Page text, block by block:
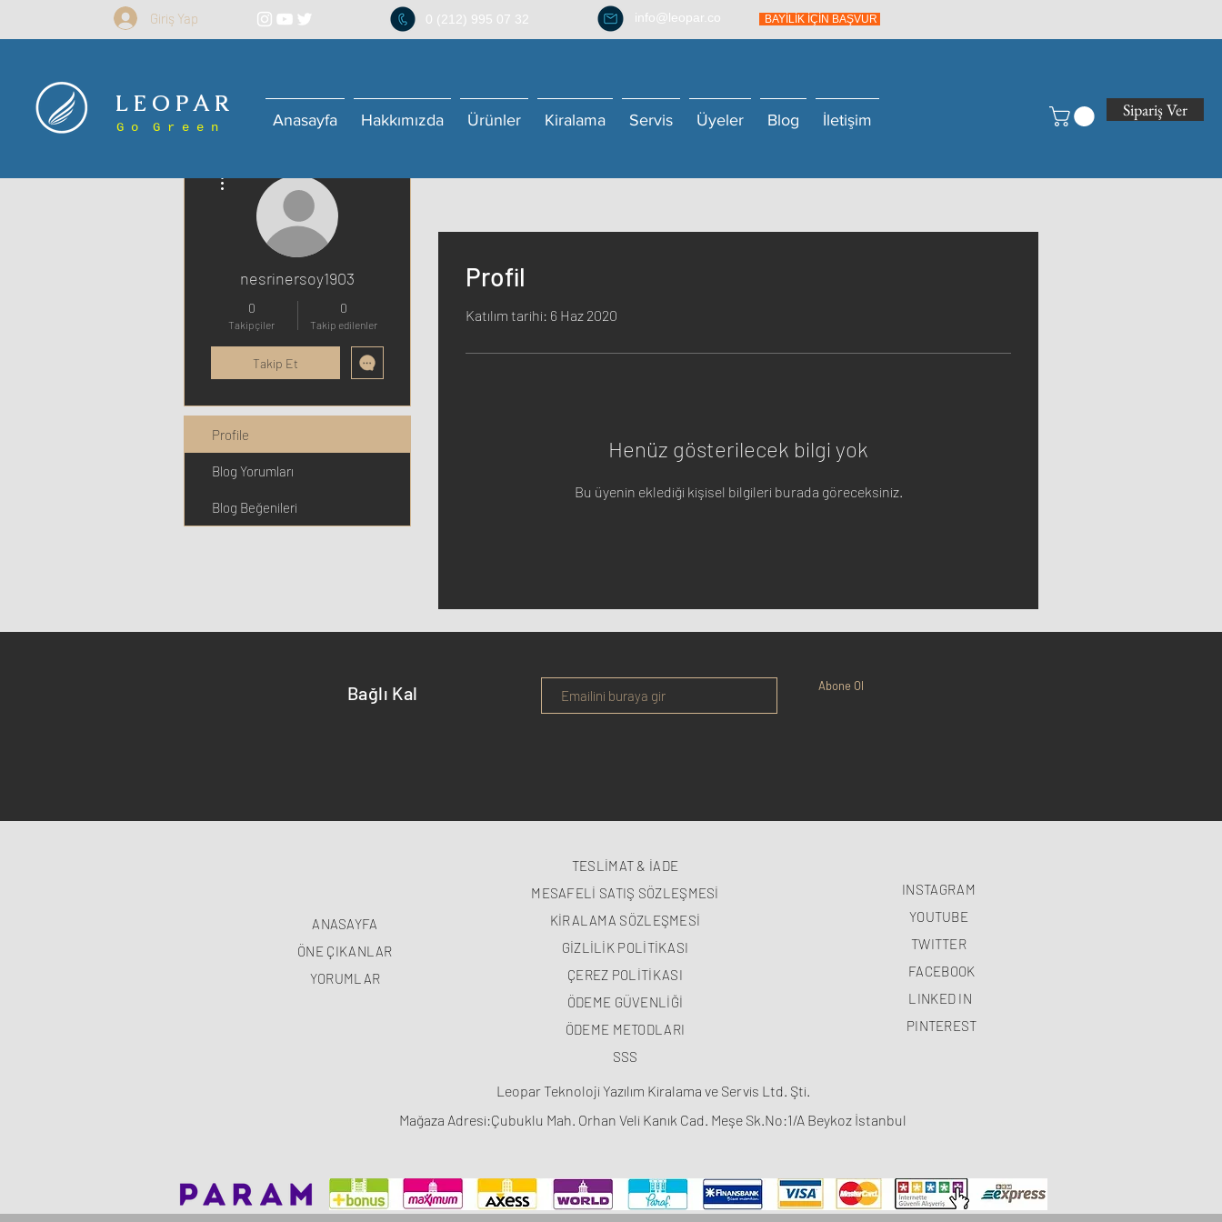
Giriş Yap 0 (212) 995 07 32 info@leopar.co BAYİLİK İÇİN BAŞVUR
L E O P A R
G o G r e e n Anasayfa Hakkımızda Ürünler Kiralama Servis Üyeler Blog İletişim Sipariş Ver
Profil
Katılım tarihi: 6 Haz 2020
Henüz gösterilecek bilgi yok
Bu üyenin eklediği kişisel bilgileri burada göreceksiniz.
nesrinersoy1903
0
Takipçiler
0
Takip edilenler
Takip Et
Profile
Blog Yorumları
Blog Beğenileri
Bağlı Kal Abone Ol
ANASAYFA
ÖNE ÇIKANLAR
YORUMLAR
TESLİMAT & İADE
MESAFELİ SATIŞ SÖZLEŞMESİ
KİRALAMA SÖZLEŞMESİ
GİZLİLİK POLİTİKASI
ÇEREZ POLİTİKASI
ÖDEME GÜVENLİĞİ
ÖDEME METODLARI
SSS
INSTAGRAM
YOUTUBE
TWITTER
FACEBOOK
LINKED IN
PINTEREST
Leopar Teknoloji Yazılım Kiralama ve Servis Ltd. Şti.
Mağaza Adresi:Çubuklu Mah. Orhan Veli Kanık Cad. Meşe Sk.No:1/A Beykoz İstanbul